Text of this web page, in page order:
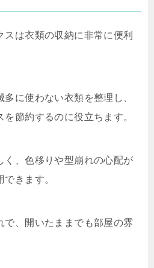
は衣類の収納に非常に便利
に使わない衣類を整理し、
節約するのに役立ちます。
く、色移りや型崩れの心配が
きます。
で、開いたままでも部屋の雰